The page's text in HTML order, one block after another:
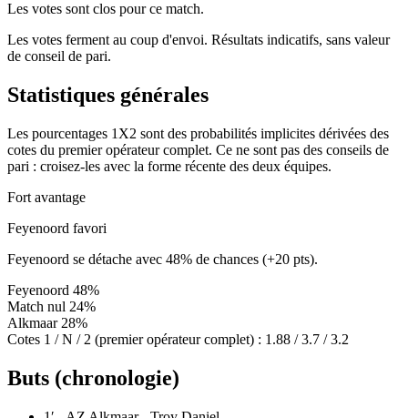
Les votes sont clos pour ce match.
Les votes ferment au coup d'envoi. Résultats indicatifs, sans valeur
de conseil de pari.
Statistiques générales
Les pourcentages 1X2 sont des probabilités implicites dérivées des
cotes du premier opérateur complet. Ce ne sont pas des conseils de
pari : croisez-les avec la forme récente des deux équipes.
Fort avantage
Feyenoord favori
Feyenoord se détache avec 48% de chances (+20 pts).
Feyenoord 48%
Match nul 24%
Alkmaar 28%
Cotes 1 / N / 2 (premier opérateur complet) : 1.88 / 3.7 / 3.2
Buts (chronologie)